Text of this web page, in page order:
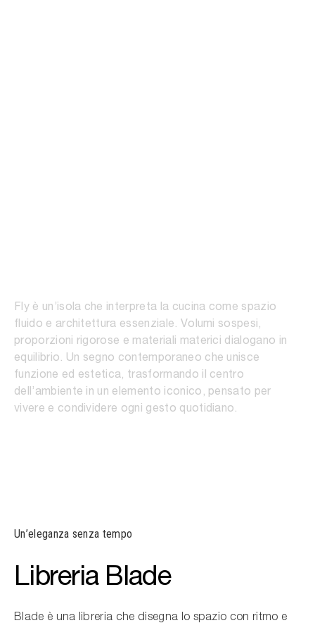
Fly è un’isola che interpreta la cucina come spazio
fluido e architettura essenziale. Volumi sospesi,
proporzioni rigorose e materiali materici dialogano in
equilibrio. Un segno contemporaneo che unisce
funzione ed estetica, trasformando il centro
dell’ambiente in un elemento iconico, pensato per
vivere e condividere ogni gesto quotidiano.
Un’eleganza senza tempo
Libreria Blade
Blade è una libreria che disegna lo spazio con ritmo e